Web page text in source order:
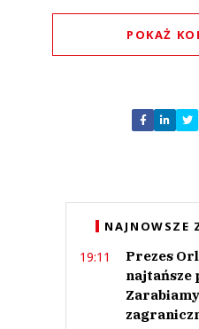
POKAŻ
This comment was
Czemu firmy typu żabka jeszcze
dyktują politykę sprzedaży,
NAJNOWSZE
19:11
Prezes
najtańsze